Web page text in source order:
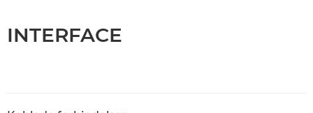
INTERFACE